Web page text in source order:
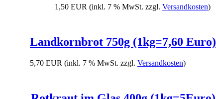
1,50 EUR (inkl. 7 % MwSt. zzgl. Versandkosten)
Landkornbrot 750g (1kg=7,60 Euro)
5,70 EUR (inkl. 7 % MwSt. zzgl. Versandkosten)